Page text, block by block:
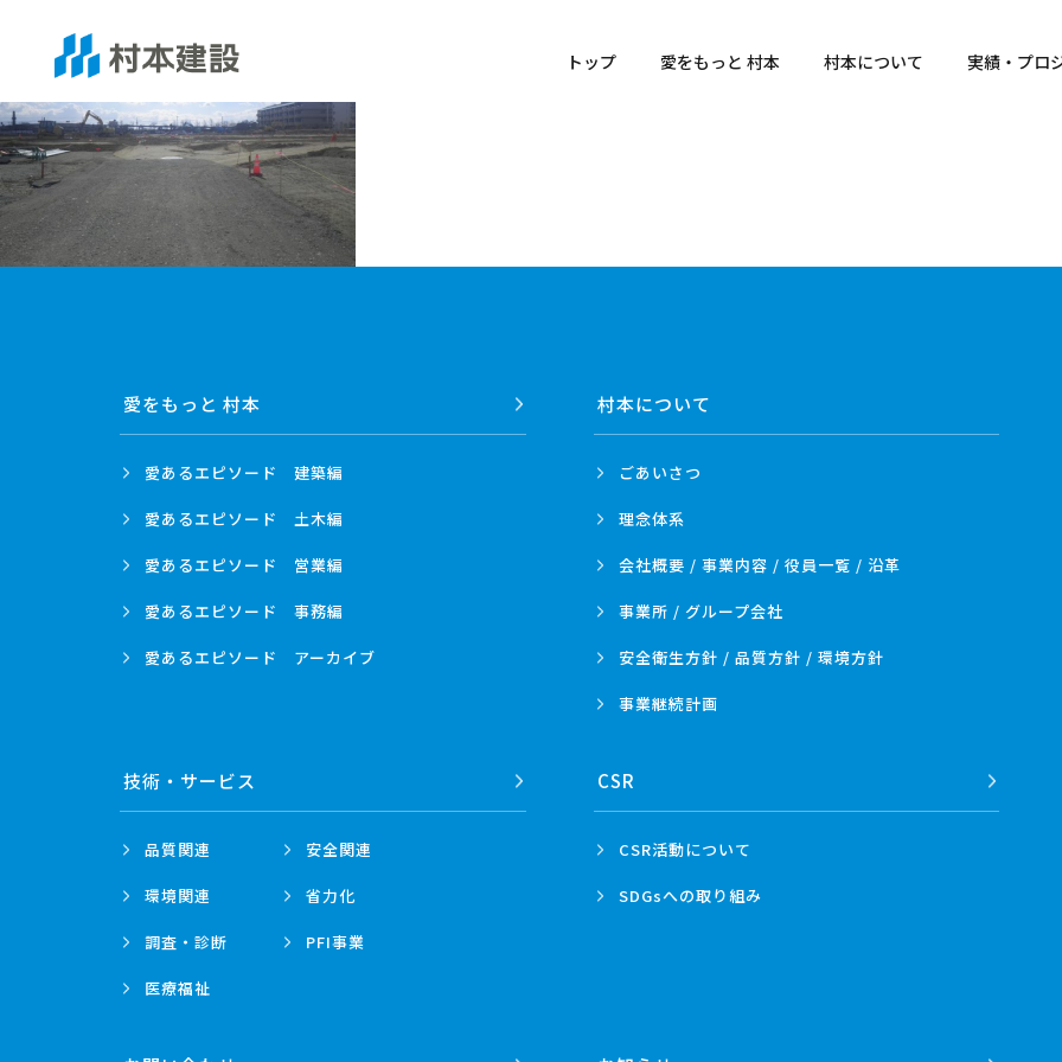
トップ 愛をもっと 村本 村本について 実績・プロ
愛をもっと 村本
愛あるエピソード 建築編
愛あるエピソード 土木編
愛あるエピソード 営業編
愛あるエピソード 事務編
愛あるエピソード アーカイブ
村本について
ごあいさつ
理念体系
会社概要 / 事業内容 / 役員一覧 / 沿革
事業所 / グループ会社
安全衛生方針 / 品質方針 / 環境方針
事業継続計画
技術・ サービス
品質関連 安全関連
環境関連 省力化
調査・診断 PFI事業
医療福祉
CSR
CSR活動について
SDGsへの取り組み